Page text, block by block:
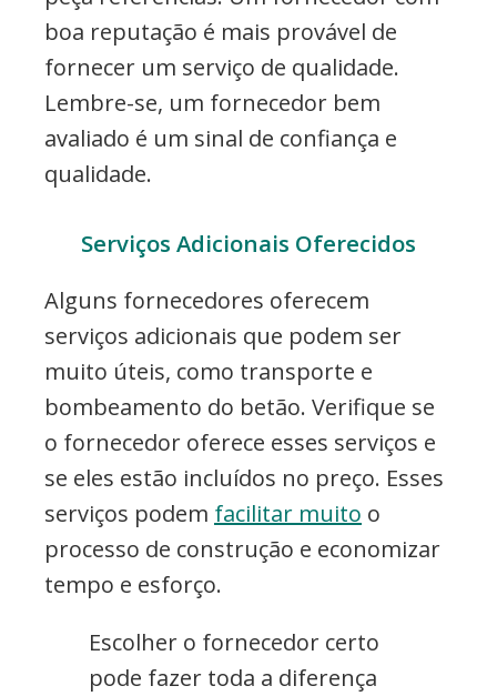
boa reputação é mais provável de
fornecer um serviço de qualidade.
Lembre-se, um fornecedor bem
avaliado é um sinal de confiança e
qualidade.
Serviços Adicionais Oferecidos
Alguns fornecedores oferecem
serviços adicionais que podem ser
muito úteis, como transporte e
bombeamento do betão. Verifique se
o fornecedor oferece esses serviços e
se eles estão incluídos no preço. Esses
serviços podem facilitar muito o
processo de construção e economizar
tempo e esforço.
Escolher o fornecedor certo
pode fazer toda a diferença